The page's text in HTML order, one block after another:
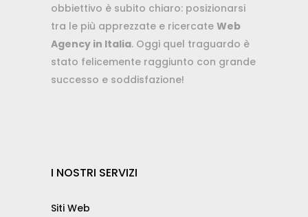
obbiettivo è subito chiaro: posizionarsi
tra le più apprezzate e ricercate Web
Agency in Italia. Oggi quel traguardo è
stato felicemente raggiunto con grande
successo e soddisfazione!
I NOSTRI SERVIZI
Siti Web